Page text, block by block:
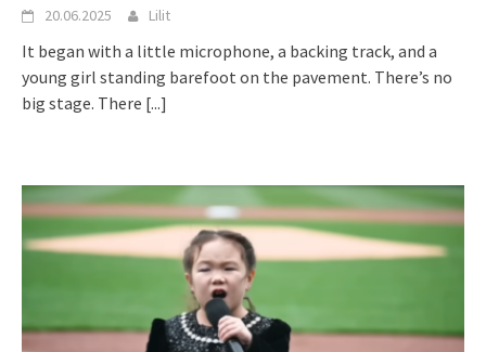
20.06.2025 Lilit
It began with a little microphone, a backing track, and a
young girl standing barefoot on the pavement. There’s no
big stage. There [...]